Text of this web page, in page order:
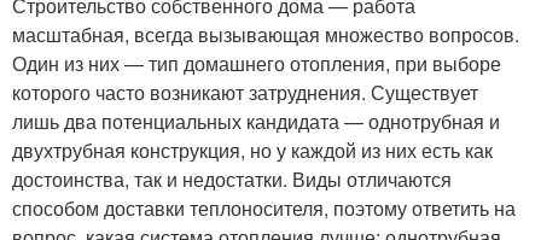
Строительство собственного дома — работа
масштабная, всегда вызывающая множество вопросов.
Один из них — тип домашнего отопления, при выборе
которого часто возникают затруднения. Существует
лишь два потенциальных кандидата — однотрубная и
двухтрубная конструкция, но у каждой из них есть как
достоинства, так и недостатки. Виды отличаются
способом доставки теплоносителя, поэтому ответить на